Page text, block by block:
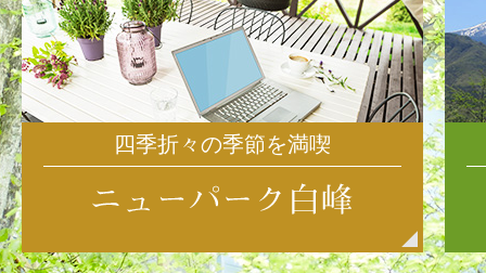
四季折々の季節を満喫